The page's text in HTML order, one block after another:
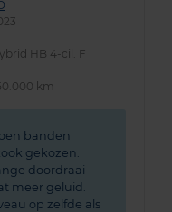
HB 4-cil. F
km
banden
gekozen.
doordraai
meer geluid.
op zelfde als